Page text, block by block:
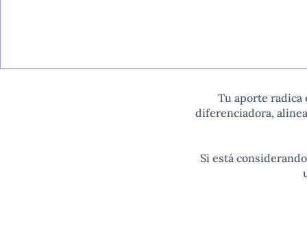
Tu aporte radica
diferenciadora,
Si está